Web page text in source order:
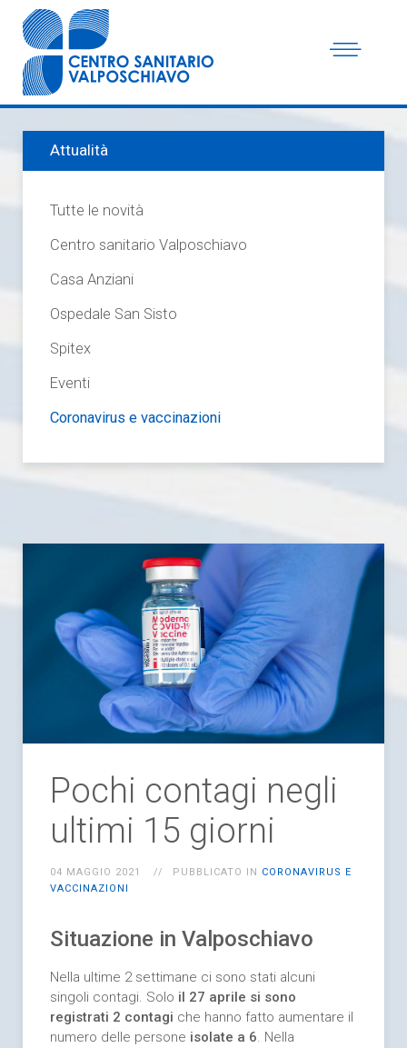
Pochi contagi negli
ultimi 15 giorni
04 MAGGIO 2021 PUBBLICATO IN CORONAVIRUS E
VACCINAZIONI
Situazione in Valposchiavo
Nella ultime 2 settimane ci sono stati alcuni
singoli contagi. Solo il 27 aprile si sono
registrati 2 contagi che hanno fatto aumentare il
numero delle persone isolate a 6. Nella
Attualità
Tutte le novità
Centro sanitario Valposchiavo
Casa Anziani
Ospedale San Sisto
Spitex
Eventi
Coronavirus e vaccinazioni